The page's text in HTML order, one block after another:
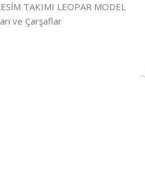
TAKIMI LEOPAR MODEL
ve Çarşaflar